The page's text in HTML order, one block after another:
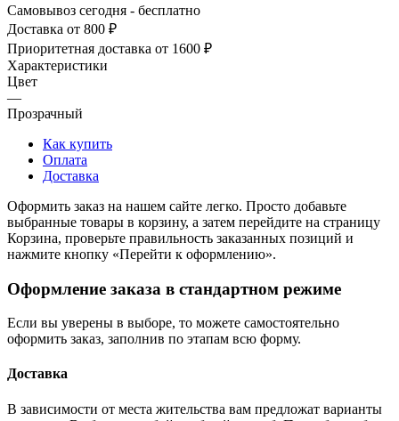
Самовывоз сегодня - бесплатно
Доставка от 800 ₽
Приоритетная доставка от 1600 ₽
Характеристики
Цвет
—
Прозрачный
Как купить
Оплата
Доставка
Оформить заказ на нашем сайте легко. Просто добавьте
выбранные товары в корзину, а затем перейдите на страницу
Корзина, проверьте правильность заказанных позиций и
нажмите кнопку «Перейти к оформлению».
Оформление заказа в стандартном режиме
Если вы уверены в выборе, то можете самостоятельно
оформить заказ, заполнив по этапам всю форму.
Доставка
В зависимости от места жительства вам предложат варианты